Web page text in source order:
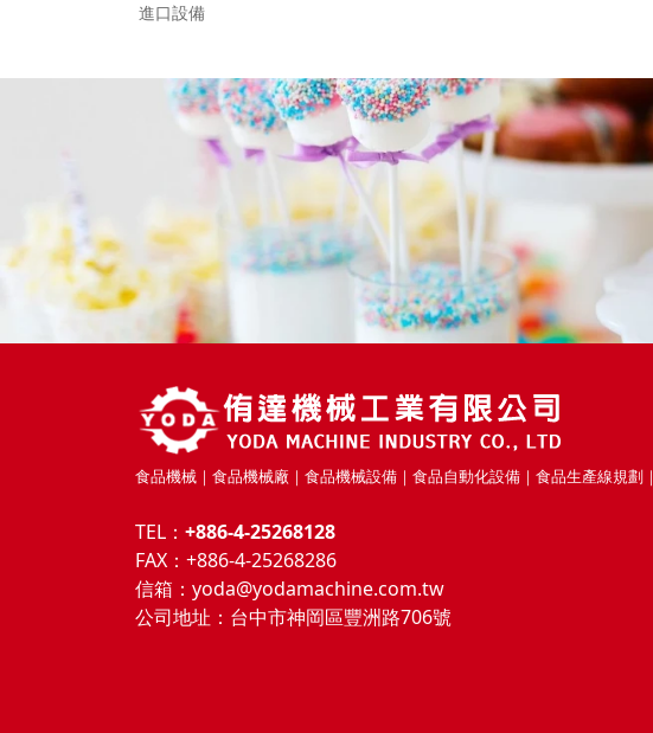
進口設備
食品機械｜食品機械廠｜食品機械設備｜食品自動化設備｜食品生產線規劃｜
TEL： +886-4-25268128
FAX：+886-4-25268286
信箱： yoda@yodamachine.com.tw
公司地址： 台中市神岡區豐洲路706號